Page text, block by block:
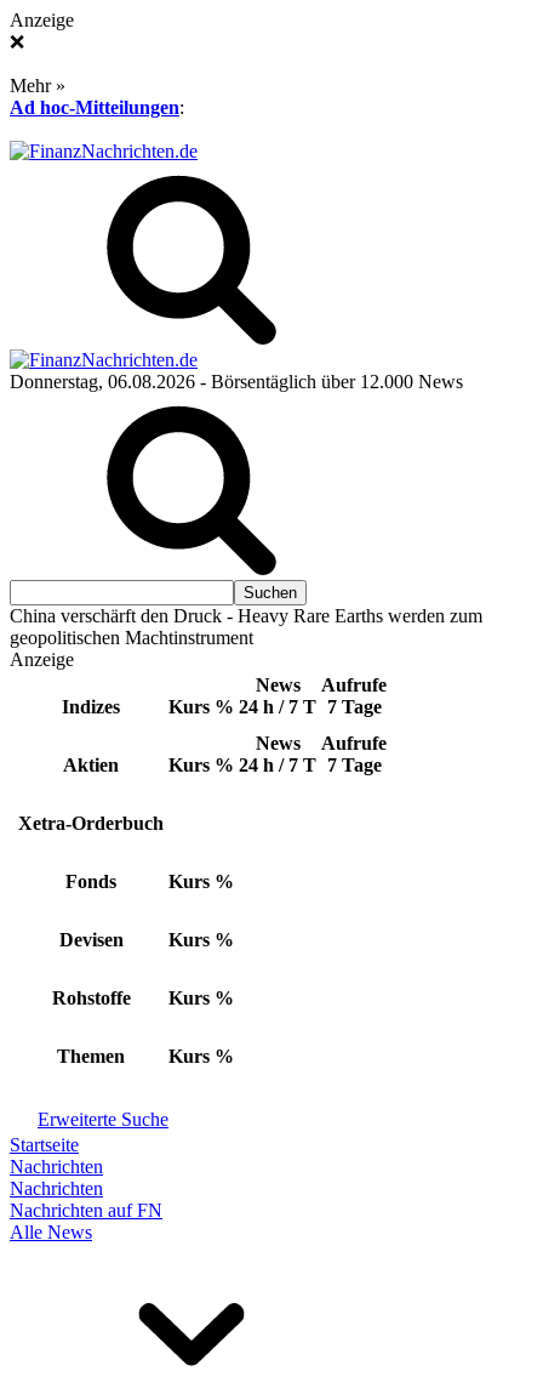
Anzeige
❌
Mehr »
Ad hoc-Mitteilungen:
Donnerstag, 06.08.2026 - Börsentäglich über 12.000 News
China verschärft den Druck - Heavy Rare Earths werden zum
geopolitischen Machtinstrument
Anzeige
Indizes Kurs %
News
24 h / 7 T
Aufrufe
7 Tage
Aktien Kurs %
News
24 h / 7 T
Aufrufe
7 Tage
Xetra-Orderbuch
Fonds Kurs %
Devisen Kurs %
Rohstoffe Kurs %
Themen Kurs %
Erweiterte Suche
Startseite
Nachrichten
Nachrichten
Nachrichten auf FN
Alle News